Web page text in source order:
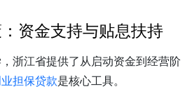
资金支持与贴息扶持
浙江省提供了从启动资金到经营阶
担保贷款是核心工具。